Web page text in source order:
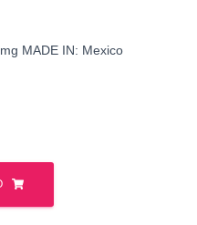
MADE IN: Mexico